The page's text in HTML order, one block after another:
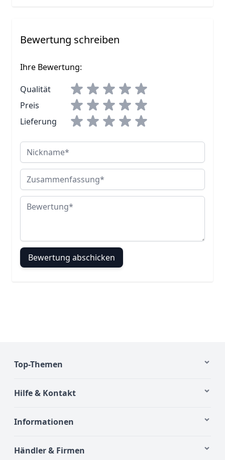
Bewertung schreiben
Ihre Bewertung:
Qualität
Preis
Lieferung
Nickname
Zusammenfassung
Bewertung
Bewertung abschicken
Top-Themen
Hilfe & Kontakt
Informationen
Händler & Firmen